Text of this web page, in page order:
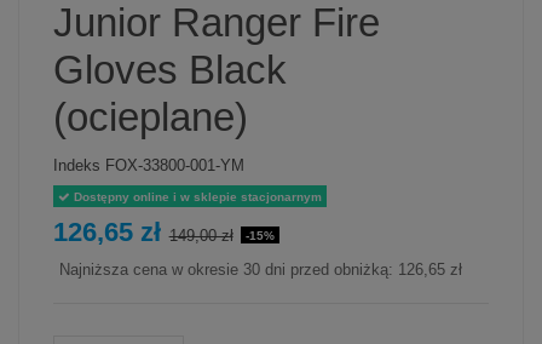
Junior Ranger Fire
Gloves Black
(ocieplane)
Indeks FOX-33800-001-YM
Dostępny online i w sklepie stacjonarnym
126,65 zł 149,00 zł -15%
Najniższa cena w okresie 30 dni przed obniżką: 126,65 zł